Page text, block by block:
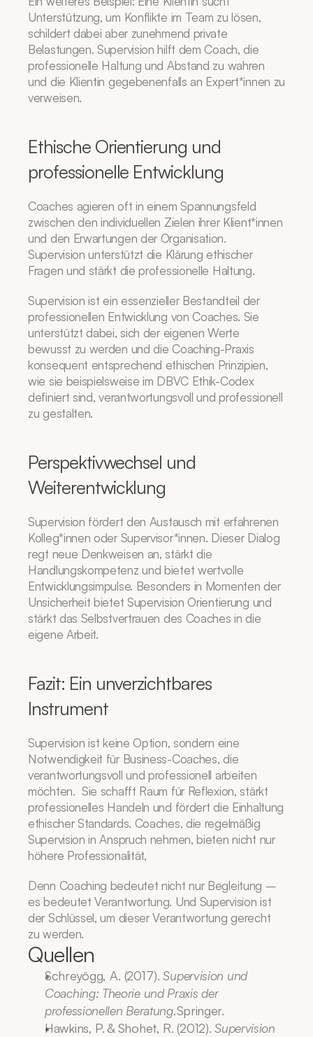
Unterstützung, um Konflikte im Team zu lösen,
schildert dabei aber zunehmend private
Belastungen. Supervision hilft dem Coach, die
professionelle Haltung und Abstand zu wahren
und die Klientin gegebenenfalls an Expert*innen zu
verweisen.
Ethische Orientierung und
professionelle Entwicklung
Coaches agieren oft in einem Spannungsfeld
zwischen den individuellen Zielen ihrer Klient*innen
und den Erwartungen der Organisation.
Supervision unterstützt die Klärung ethischer
Fragen und stärkt die professionelle Haltung.
Supervision ist ein essenzieller Bestandteil der
professionellen Entwicklung von Coaches. Sie
unterstützt dabei, sich der eigenen Werte
bewusst zu werden und die Coaching-Praxis
konsequent entsprechend ethischen Prinzipien,
wie sie beispielsweise im DBVC Ethik-Codex
definiert sind, verantwortungsvoll und professionell
zu gestalten.
Perspektivwechsel und
Weiterentwicklung
Supervision fördert den Austausch mit erfahrenen
Kolleg*innen oder Supervisor*innen. Dieser Dialog
regt neue Denkweisen an, stärkt die
Handlungskompetenz und bietet wertvolle
Entwicklungsimpulse. Besonders in Momenten der
Unsicherheit bietet Supervision Orientierung und
stärkt das Selbstvertrauen des Coaches in die
eigene Arbeit.
Fazit: Ein unverzichtbares
Instrument
Supervision ist keine Option, sondern eine
Notwendigkeit für Business-Coaches, die
verantwortungsvoll und professionell arbeiten
möchten.  Sie schafft Raum für Reflexion, stärkt
professionelles Handeln und fördert die Einhaltung
ethischer Standards. Coaches, die regelmäßig
Supervision in Anspruch nehmen, bieten nicht nur
höhere Professionalität,
Denn Coaching bedeutet nicht nur Begleitung –
es bedeutet Verantwortung. Und Supervision ist
der Schlüssel, um dieser Verantwortung gerecht
zu werden.
Quellen
Schreyögg, A. (2017). Supervision und
Coaching: Theorie und Praxis der
professionellen Beratung.Springer.
Hawkins, P. & Shohet, R. (2012). Supervision